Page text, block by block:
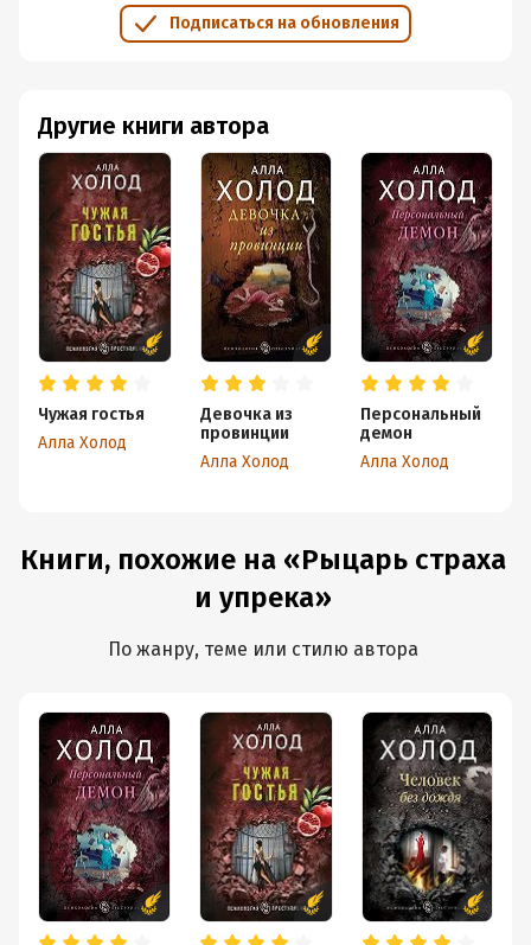
Подписаться на обновления
Другие книги автора
Чужая гостья
Алла Холод
Девочка из
провинции
Алла Холод
Персональный
демон
Алла Холод
Книги, похожие на «Рыцарь страха
и упрека»
По жанру, теме или стилю автора